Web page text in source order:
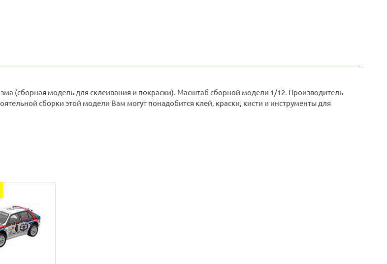
(сборная модель для склеивания и покраски). Масштаб сборной модели 1/12. Производитель
сборки этой модели Вам могут понадобится клей, краски, кисти и инструменты для